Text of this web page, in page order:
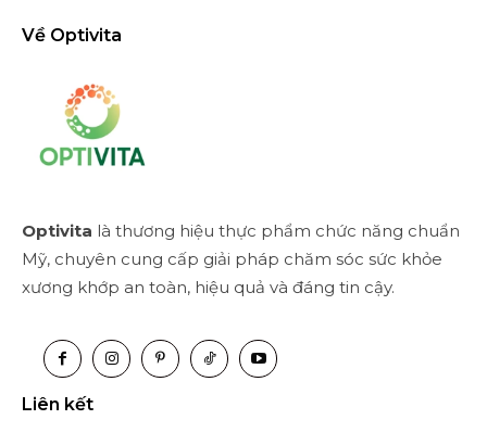
Về Optivita
Optivita là thương hiệu thực phẩm chức năng chuẩn
Mỹ, chuyên cung cấp giải pháp chăm sóc sức khỏe
xương khớp an toàn, hiệu quả và đáng tin cậy.
Liên kết